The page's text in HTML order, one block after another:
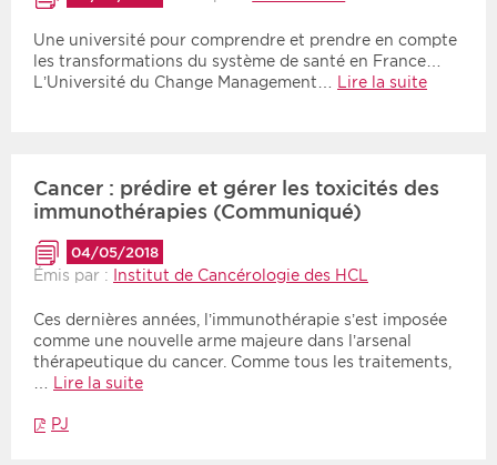
Une université pour comprendre et prendre en compte
les transformations du système de santé en France…
L’Université du Change Management…
Lire la suite
Cancer : prédire et gérer les toxicités des
immunothérapies (Communiqué)
04/05/2018
Émis par : Institut de Cancérologie des HCL
Ces dernières années, l’immunothérapie s’est imposée
comme une nouvelle arme majeure dans l’arsenal
thérapeutique du cancer. Comme tous les traitements,
… Lire la suite
PJ